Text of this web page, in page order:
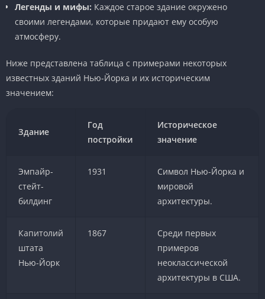
Легенды и мифы: Каждое старое здание окружено
своими легендами, которые придают ему особую
атмосферу.
Ниже представлена таблица с примерами некоторых
известных зданий Нью-Йорка и их историческим
значением:
Здание
Год
постройки
Историческое
значение
Эмпайр-
стейт-
билдинг
1931
Символ Нью-Йорка и
мировой
архитектуры.
Капитолий
штата
Нью-Йорк
1867
Среди первых
примеров
неоклассической
архитектуры в США.